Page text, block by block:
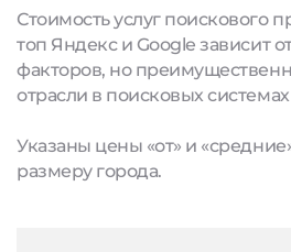
Стоимость услуг поискового
топ Яндекс и Google зависит
факторов, но
отрасли в поисковых
Указаны цены «от» и
размеру города.